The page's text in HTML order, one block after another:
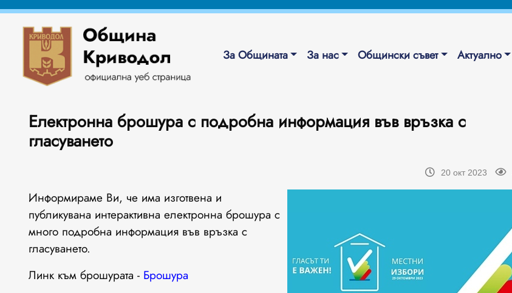
За Общината За нас Общински съвет Актуално
Електронна брошура с подробна информация във връзка с
гласуването
20 окт 2023
Информираме Ви, че има изготвена и
публикувана интерактивна електронна брошура с
много подробна информация във връзка с
гласуването.
Линк към брошурата - Брошура